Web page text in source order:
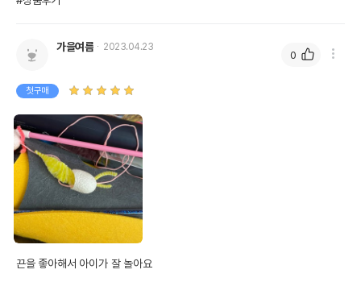
가을여름 2023.04.23
첫구매
끈을 좋아해서 아이가 잘 놀아요
0